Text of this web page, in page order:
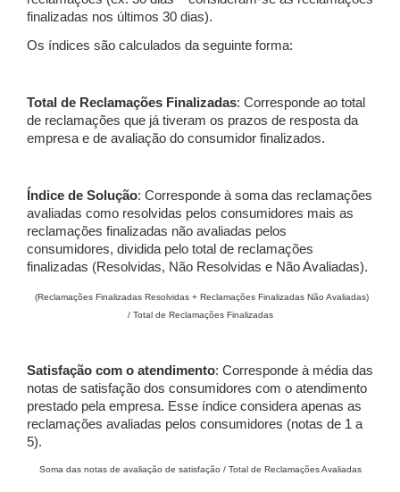
finalizadas nos últimos 30 dias).
Os índices são calculados da seguinte forma:
Total de Reclamações Finalizadas: Corresponde ao total
de reclamações que já tiveram os prazos de resposta da
empresa e de avaliação do consumidor finalizados.
Índice de Solução: Corresponde à soma das reclamações
avaliadas como resolvidas pelos consumidores mais as
reclamações finalizadas não avaliadas pelos
consumidores, dividida pelo total de reclamações
finalizadas (Resolvidas, Não Resolvidas e Não Avaliadas).
(Reclamações Finalizadas Resolvidas + Reclamações Finalizadas Não Avaliadas)
/ Total de Reclamações Finalizadas
Satisfação com o atendimento: Corresponde à média das
notas de satisfação dos consumidores com o atendimento
prestado pela empresa. Esse índice considera apenas as
reclamações avaliadas pelos consumidores (notas de 1 a
5).
Soma das notas de avaliação de satisfação / Total de Reclamações Avaliadas